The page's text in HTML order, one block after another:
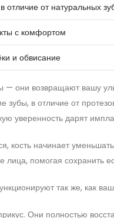
от натуральных
с комфортом
и обвисание
они возвращают вашу
в отличие от
уверенность дарят
кость начинает
помогая сохранить
так же, как
Они полностью